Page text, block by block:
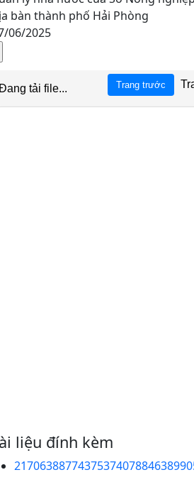
bàn thành phố Hải Phòng
06/2025
liệu đính kèm